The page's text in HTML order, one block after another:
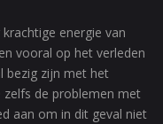
energie van
vooral op het verleden
bezig zijn met het
zelfs de problemen met
aan om in dit geval niet